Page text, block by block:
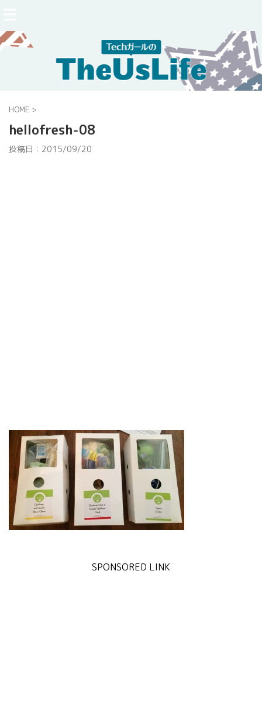
HOME >
hellofresh-08
投稿日： 2015/09/20
SPONSORED LINK